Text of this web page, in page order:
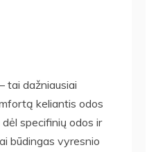
tai dažniausiai
keliantis odos
specifinių odos ir
būdingas vyresnio